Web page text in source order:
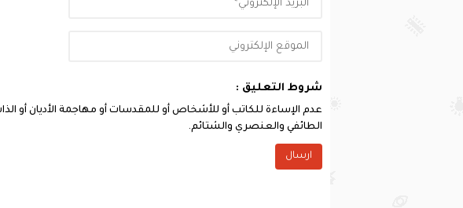
شروط التعليق :
عدم الإساءة للكاتب أو للأشخاص أو للمقدسات أو مهاجمة الأديان أو
الطائفي والعنصري والشتائم.